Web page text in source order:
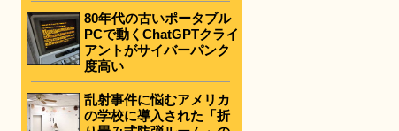
80年代の古いポータブル
PCで動くChatGPTクライ
アントがサイバーパンク
度高い
乱射事件に悩むアメリカ
の学校に導入された「折